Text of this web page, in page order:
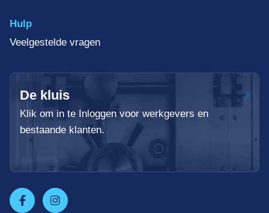
Hulp
Veelgestelde vragen
De kluis
Klik om in te Inloggen voor werkgevers en
bestaande klanten.